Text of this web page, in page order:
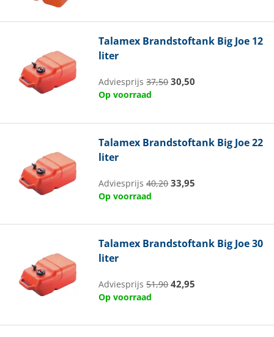
Talamex Brandstoftank Big Joe 12
liter
Adviesprijs37,50 30,50
Op voorraad
Talamex Brandstoftank Big Joe 22
liter
Adviesprijs40,20 33,95
Op voorraad
Talamex Brandstoftank Big Joe 30
liter
Adviesprijs51,90 42,95
Op voorraad